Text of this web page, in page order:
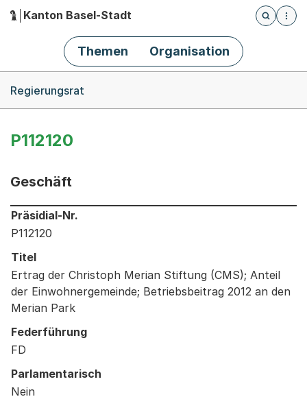
Hauptnavigation
Kanton Basel-Stadt
Öffnet
Themen Organisation
Regierungsrat
P112120
Geschäft
Informationen zum Ausgewählten Geschäft
Präsidial-Nr.
P112120
Titel
Ertrag der Christoph Merian Stiftung (CMS); Anteil
der Einwohnergemeinde; Betriebsbeitrag 2012 an den
Merian Park
Federführung
FD
Parlamentarisch
Nein